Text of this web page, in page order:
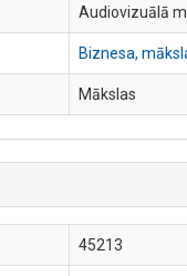
Audiovizuālā
Biznesa,
Mākslas
45213